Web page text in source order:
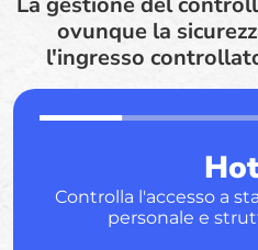
ovunque la
l'ingresso
Controlla l'accesso a
personale e